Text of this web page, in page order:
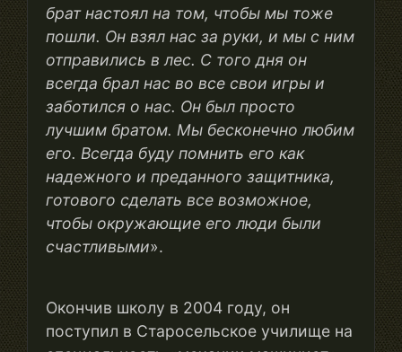
брат настоял на том, чтобы мы тоже
пошли. Он взял нас за руки, и мы с ним
отправились в лес. С того дня он
всегда брал нас во все свои игры и
заботился о нас. Он был просто
лучшим братом. Мы бесконечно любим
его. Всегда буду помнить его как
надежного и преданного защитника,
готового сделать все возможное,
чтобы окружающие его люди были
счастливыми».
Окончив школу в 2004 году, он
поступил в Старосельское училище на